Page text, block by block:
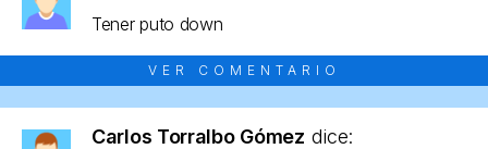
Tener puto down
VER COMENTARIO
Carlos Torralbo Gómez dice: